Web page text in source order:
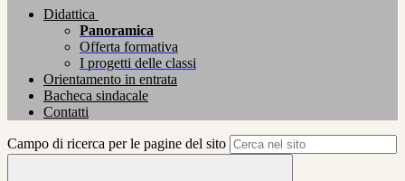
Didattica
Panoramica
Offerta formativa
I progetti delle classi
Orientamento in entrata
Bacheca sindacale
Contatti
Campo di ricerca per le pagine del sito